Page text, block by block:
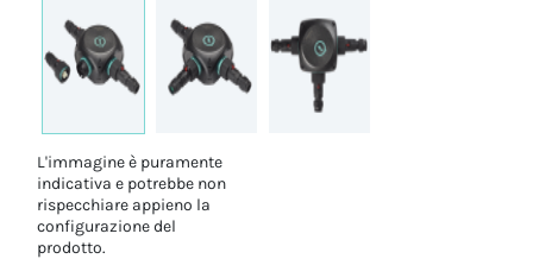
L'immagine è puramente
indicativa e potrebbe non
rispecchiare appieno la
configurazione del
prodotto.